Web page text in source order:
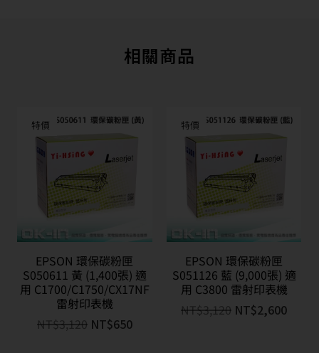
相關商品
特價
EPSON 環保碳粉匣
S050611 黃 (1,400張) 適
用 C1700/C1750/CX17NF
雷射印表機
NT$3,120 NT$650
特價
EPSON 環保碳粉匣
S051126 藍 (9,000張) 適
用 C3800 雷射印表機
NT$3,120 NT$2,600